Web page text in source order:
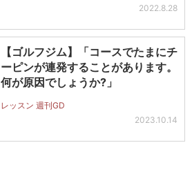
2022.8.28
【ゴルフジム】「コースでたまにチ
ーピンが連発することがあります。
何が原因でしょうか?」
レッスン 週刊GD
2023.10.14